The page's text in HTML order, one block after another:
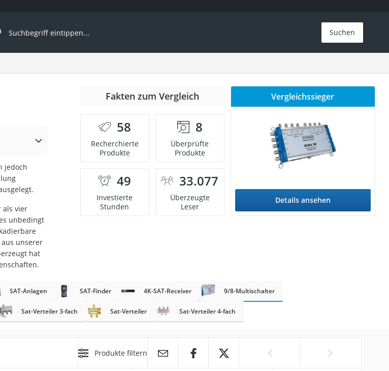
Suchen
jedoch
als vier
unbedingt
unserer
hat
Fakten zum Vergleich
58
Recherchierte
Produkte
8
Überprüfte
Produkte
49
Investierte
Stunden
33.077
Überzeugte
Leser
Vergleichssieger
Details ansehen
SAT-Anlagen SAT-Finder 4K-SAT-Receiver 9/8-Multischalter
Sat-Verteiler 3-fach Sat-Verteiler Sat-Verteiler 4-fach
Produkte filtern